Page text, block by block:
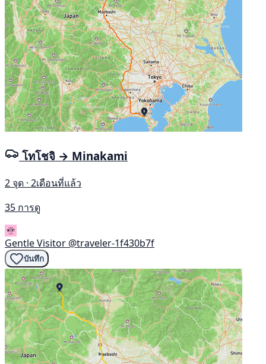
โทโชจิ → Minakami
2 จุด · 2เดือนที่แล้ว
35 การดู
Gentle Visitor @traveler-1f430b7f
บันทึก